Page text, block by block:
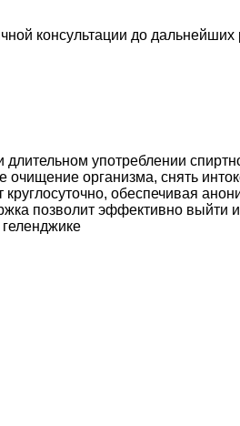
консультации до
употреблении
организма, снять
обеспечивая
позволит эффективно выйти